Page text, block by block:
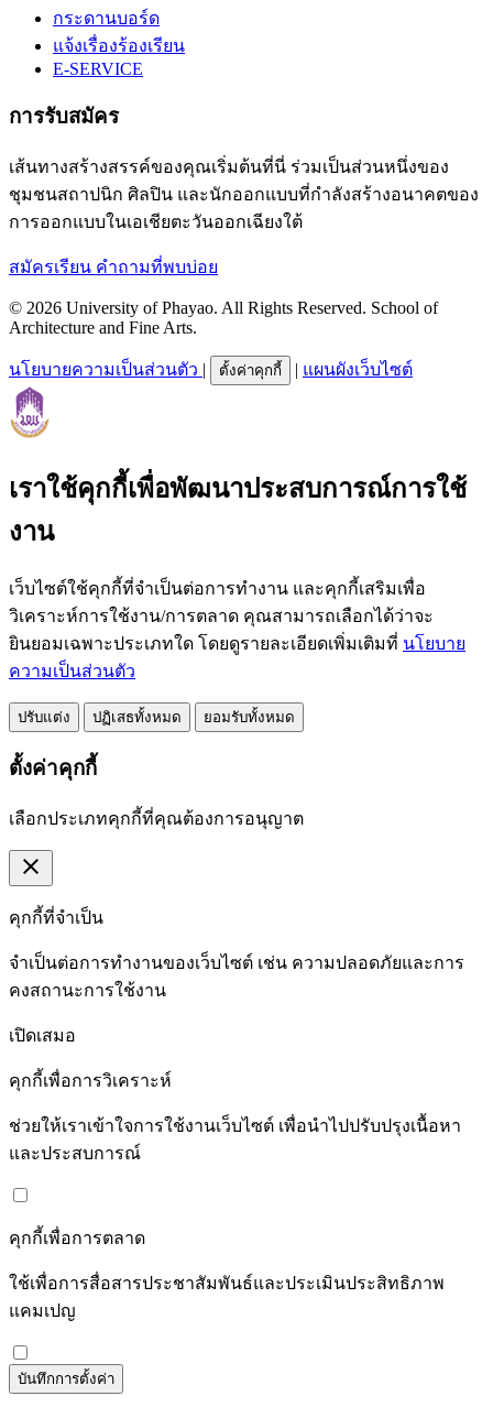
กระดานบอร์ด
แจ้งเรื่องร้องเรียน
E-SERVICE
การรับสมัคร
เส้นทางสร้างสรรค์ของคุณเริ่มต้นที่นี่ ร่วมเป็นส่วนหนึ่งของ
ชุมชนสถาปนิก ศิลปิน และนักออกแบบที่กำลังสร้างอนาคตของ
การออกแบบในเอเชียตะวันออกเฉียงใต้
สมัครเรียน คำถามที่พบบ่อย
© 2026 University of Phayao. All Rights Reserved. School of
Architecture and Fine Arts.
นโยบายความเป็นส่วนตัว | ตั้งค่าคุกกี้ | แผนผังเว็บไซต์
เราใช้คุกกี้เพื่อพัฒนาประสบการณ์การใช้
งาน
เว็บไซต์ใช้คุกกี้ที่จำเป็นต่อการทำงาน และคุกกี้เสริมเพื่อ
วิเคราะห์การใช้งาน/การตลาด คุณสามารถเลือกได้ว่าจะ
ยินยอมเฉพาะประเภทใด โดยดูรายละเอียดเพิ่มเติมที่ นโยบาย
ความเป็นส่วนตัว
ปรับแต่ง ปฏิเสธทั้งหมด ยอมรับทั้งหมด
ตั้งค่าคุกกี้
เลือกประเภทคุกกี้ที่คุณต้องการอนุญาต
close
คุกกี้ที่จำเป็น
จำเป็นต่อการทำงานของเว็บไซต์ เช่น ความปลอดภัยและการ
คงสถานะการใช้งาน
เปิดเสมอ
คุกกี้เพื่อการวิเคราะห์
ช่วยให้เราเข้าใจการใช้งานเว็บไซต์ เพื่อนำไปปรับปรุงเนื้อหา
และประสบการณ์
คุกกี้เพื่อการตลาด
ใช้เพื่อการสื่อสารประชาสัมพันธ์และประเมินประสิทธิภาพ
แคมเปญ
บันทึกการตั้งค่า